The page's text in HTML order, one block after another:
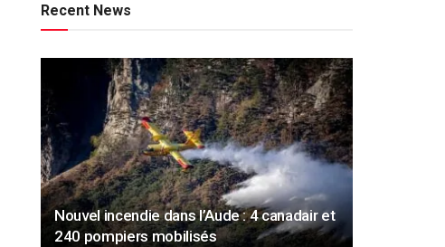
Recent News
Nouvel incendie dans l’Aude : 4 canadair et
240 pompiers mobilisés